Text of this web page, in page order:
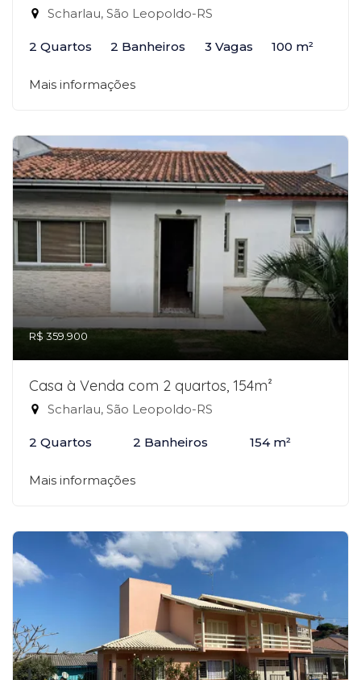
Scharlau, São Leopoldo-RS
2 Quartos 2 Banheiros 3 Vagas 100 m²
Mais informações
R$ 359.900
Casa à Venda com 2 quartos, 154m²
Scharlau, São Leopoldo-RS
2 Quartos 2 Banheiros 154 m²
Mais informações